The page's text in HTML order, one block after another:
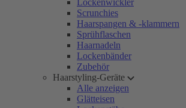
Lockenwickler
Scrunchies
Haarspangen & -klammern
Sprühflaschen
Haarnadeln
Lockenbänder
Zubehör
Haarstyling-Geräte
Alle anzeigen
Glätteisen